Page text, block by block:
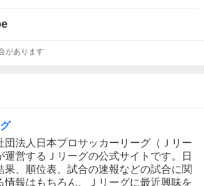
があります
団法人日本プロサッカーリーグ（Ｊリー
運営するＪリーグの公式サイトです。日
果、順位表、試合の速報などの試合に関
情報はもちろん、Ｊリーグに最近興味を